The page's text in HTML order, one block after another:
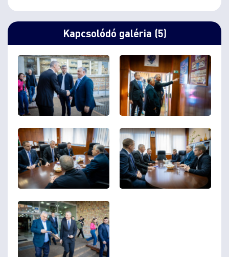
Kapcsolódó galéria (5)